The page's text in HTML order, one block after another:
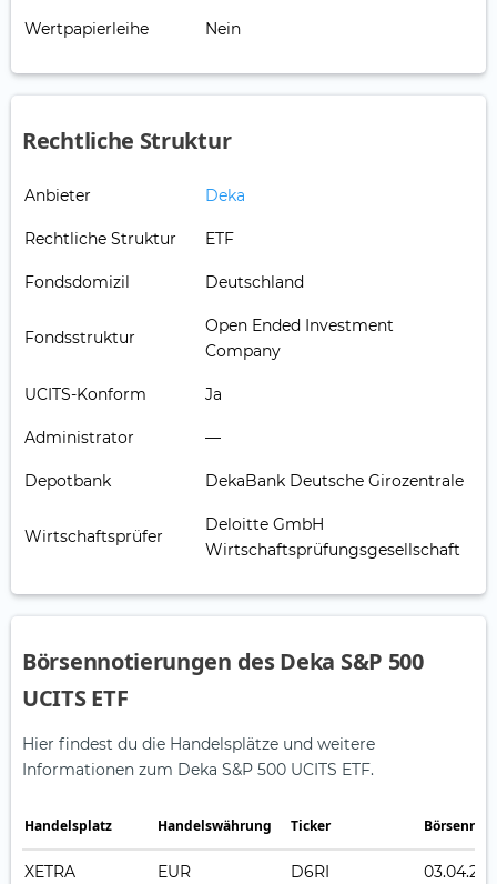
Wertpapierleihe Nein
Rechtliche Struktur
Anbieter Deka
Rechtliche Struktur ETF
Fondsdomizil Deutschland
Fondsstruktur
Open Ended Investment
Company
UCITS-Konform Ja
Administrator —
Depotbank DekaBank Deutsche Girozentrale
Wirtschaftsprüfer
Deloitte GmbH
Wirtschaftsprüfungsgesellschaft
Börsennotierungen des Deka S&P 500
UCITS ETF
Hier findest du die Handelsplätze und weitere
Informationen zum Deka S&P 500 UCITS ETF.
Handelsplatz Handelswährung Ticker
XETRA EUR D6RI